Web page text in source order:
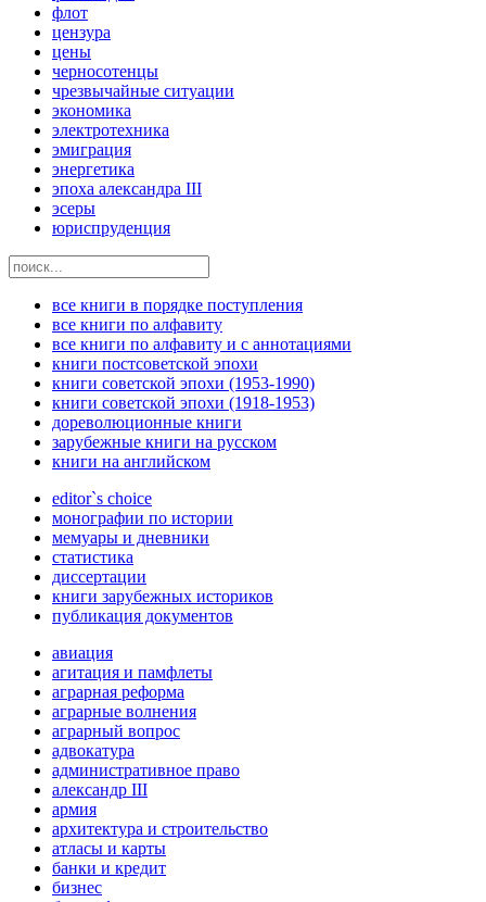
флот
цензура
цены
черносотенцы
чрезвычайные ситуации
экономика
электротехника
эмиграция
энергетика
эпоха александра III
эсеры
юриспруденция
все книги в порядке поступления
все книги по алфавиту
все книги по алфавиту и с аннотациями
книги постсоветской эпохи
книги советской эпохи (1953-1990)
книги советской эпохи (1918-1953)
дореволюционные книги
зарубежные книги на русском
книги на английском
editor`s choice
монографии по истории
мемуары и дневники
статистика
диссертации
книги зарубежных историков
публикация документов
авиация
агитация и памфлеты
аграрная реформа
аграрные волнения
аграрный вопрос
адвокатура
административное право
александр III
армия
архитектура и строительство
атласы и карты
банки и кредит
бизнес